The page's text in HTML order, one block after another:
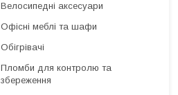
Велосипедні аксесуари
Офісні меблі та шафи
Обігрівачі
Пломби для контролю та
збереження